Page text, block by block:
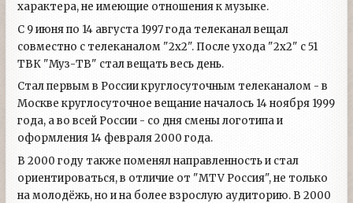
характера, не имеющие отношения к музыке.
С 9 июня по 14 августа 1997 года телеканал вещал
совместно с телеканалом "2х2". После ухода "2х2" с 51
ТВК "Муз-ТВ" стал вещать весь день.
Стал первым в России круглосуточным телеканалом - в
Москве круглосуточное вещание началось 14 ноября 1999
года, а во всей России - со дня смены логотипа и
оформления 14 февраля 2000 года.
В 2000 году также поменял направленность и стал
ориентироваться, в отличие от "MTV Россия", не только
на молодёжь, но и на более взрослую аудиторию. В 2000